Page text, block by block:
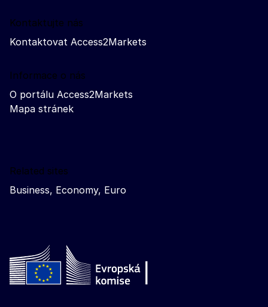
Kontaktujte nás
Kontaktovat Access2Markets
Informace o nás
O portálu Access2Markets
Mapa stránek
Related sites
Business, Economy, Euro